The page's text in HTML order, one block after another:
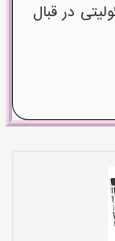
در قبال